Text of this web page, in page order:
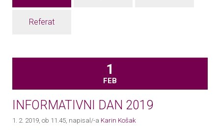
Referat
1
FEB
INFORMATIVNI DAN 2019
1. 2. 2019, ob 11.45 , napisal/-a Karin Košak